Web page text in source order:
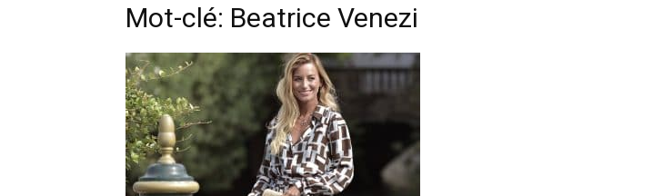
Mot-clé: Beatrice Venezi